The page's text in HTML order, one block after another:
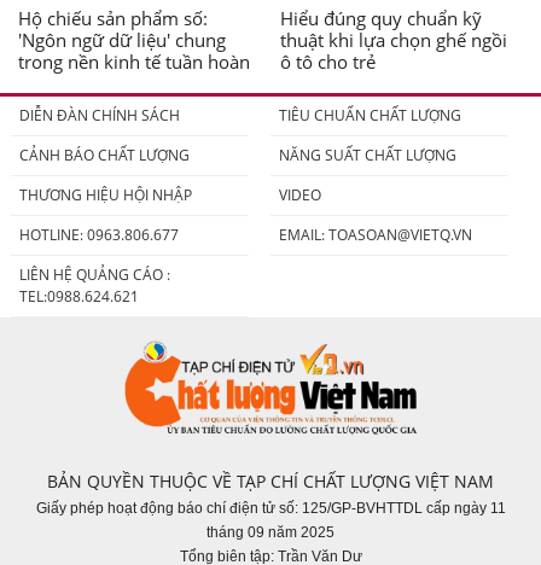
Hộ chiếu sản phẩm số:
'Ngôn ngữ dữ liệu' chung
trong nền kinh tế tuần hoàn
Hiểu đúng quy chuẩn kỹ
thuật khi lựa chọn ghế ngồi
ô tô cho trẻ
DIỄN ĐÀN CHÍNH SÁCH
TIÊU CHUẨN CHẤT LƯỢNG
CẢNH BÁO CHẤT LƯỢNG
NĂNG SUẤT CHẤT LƯỢNG
THƯƠNG HIỆU HỘI NHẬP
VIDEO
HOTLINE: 0963.806.677
EMAIL:TOASOAN@VIETQ.VN
LIÊN HỆ QUẢNG CÁO :
TEL:0988.624.621
BẢN QUYỀN THUỘC VỀ TẠP CHÍ CHẤT LƯỢNG VIỆT NAM
Giấy phép hoạt động báo chí điện tử số: 125/GP-BVHTTDL cấp ngày 11
tháng 09 năm 2025
Tổng biên tập: Trần Văn Dư